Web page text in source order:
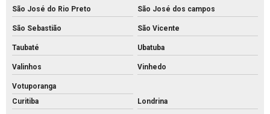
Piso tátil de concreto
Piso tátil direcional concreto
Pisos intertravados de concreto venda
Preço bloco de concreto 14x19x39
Preço bloco de concreto 9x19x39
São José do Rio Preto São José dos campos
São Sebastião São Vicente
Taubaté Ubatuba
Valinhos Vinhedo
Votuporanga
Curitiba
Londrina